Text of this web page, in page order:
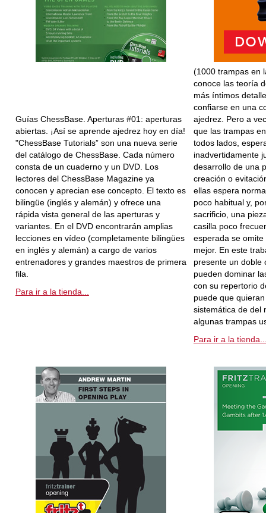
Guías ChessBase. Aperturas #01: aperturas
abiertas. ¡Así se aprende ajedrez hoy en día!
"ChessBase Tutorials” son una nueva serie
del catálogo de ChessBase. Cada número
consta de un cuaderno y un DVD. Los
lectores del ChessBase Magazine ya
conocen y aprecian ese concepto. El texto es
bilingüe (inglés y alemán) y ofrece una
rápida vista general de las aperturas y
variantes. En el DVD encontrarán amplias
lecciones en vídeo (completamente bilingües
en inglés y alemán) a cargo de varios
entrenadores y grandes maestros de primera
fila.
Para ir a la tienda...
(1000 trampas en
conoce las teoría
más íntimos
confiarse en una
ajedrez. Pero a
que las trampas
todos lados,
inadvertidamente
desarrollo de una
creación o
ellas espera
poco habitual y,
sacrificio, una
casilla poco
esperada se
mejor. En este
presente un doble
pueden dominar
con su repertorio
puede que
sistemática de del
algunas trampas
Para ir a la